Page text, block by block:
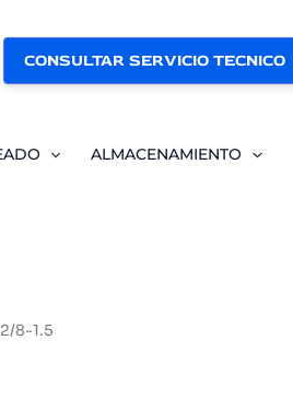
CONSULTAR SERVICIO TECNICO
ALMACENAMIENTO
8-1.5